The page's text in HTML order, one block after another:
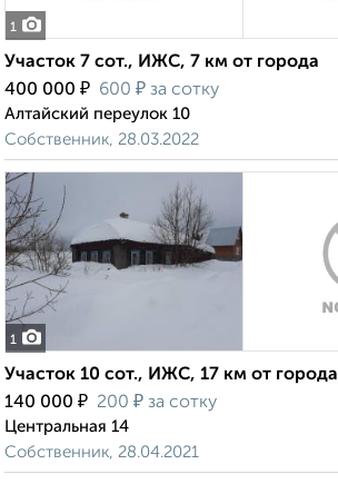
1
Участок 7 сот., ИЖС, 7 км от города
400 000 ₽ 600 ₽ за сотку
Алтайский переулок 10
Собственник, 28.03.2022
1
Участок 10 сот., ИЖС, 17 км от города
140 000 ₽ 200 ₽ за сотку
Центральная 14
Собственник, 28.04.2021